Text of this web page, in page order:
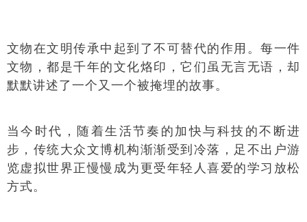
文物在文明传承中起到了不可替代的作用。每一件
文物，都是千年的文化烙印，它们虽无言无语，却
默默讲述了一个又一个被掩埋的故事。
当今时代，随着生活节奏的加快与科技的不断进
步，传统大众文博机构渐渐受到冷落，足不出户游
览虚拟世界正慢慢成为更受年轻人喜爱的学习放松
方式。